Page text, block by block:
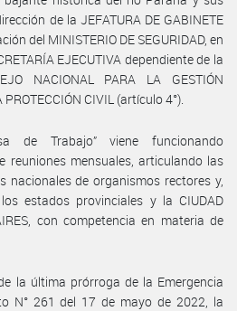
de la JEFATURA DE GABINETE
del MINISTERIO DE SEGURIDAD, en
EJECUTIVA dependiente de la
NACIONAL PARA LA GESTIÓN
PROTECCIÓN CIVIL (artículo 4°).
de Trabajo” viene funcionando
reuniones mensuales, articulando las
nacionales de organismos rectores y,
estados provinciales y la CIUDAD
con competencia en materia de
la última prórroga de la Emergencia
N° 261 del 17 de mayo de 2022, la